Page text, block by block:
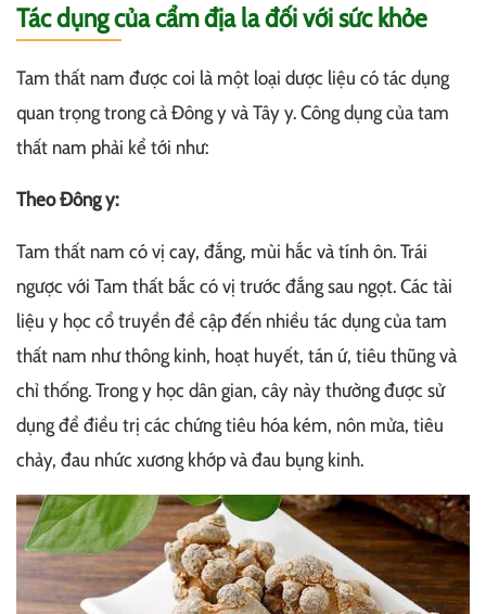
Tác dụng của cẩm địa la đối với sức khỏe
Tam thất nam được coi là một loại dược liệu có tác dụng
quan trọng trong cả Đông y và Tây y. Công dụng của tam
thất nam phải kể tới như:
Theo Đông y:
Tam thất nam có vị cay, đắng, mùi hắc và tính ôn. Trái
ngược với Tam thất bắc có vị trước đắng sau ngọt. Các tài
liệu y học cổ truyền đề cập đến nhiều tác dụng của tam
thất nam như thông kinh, hoạt huyết, tán ứ, tiêu thũng và
chỉ thống. Trong y học dân gian, cây này thường được sử
dụng để điều trị các chứng tiêu hóa kém, nôn mửa, tiêu
chảy, đau nhức xương khớp và đau bụng kinh.